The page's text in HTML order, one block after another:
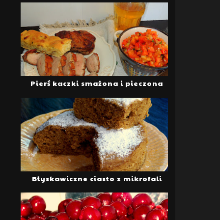
Pierś kaczki smażona i pieczona
Błyskawiczne ciasto z mikrofali